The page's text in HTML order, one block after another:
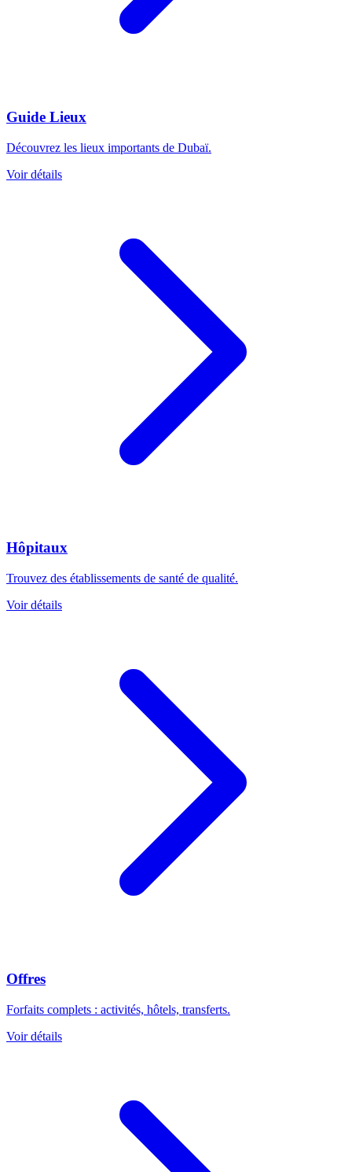
Guide Lieux
Découvrez les lieux importants de Dubaï.
Voir détails
Hôpitaux
Trouvez des établissements de santé de qualité.
Voir détails
Offres
Forfaits complets : activités, hôtels, transferts.
Voir détails